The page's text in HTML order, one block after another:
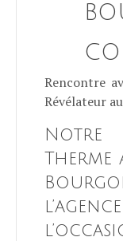
Rencontre
Révélateur
Notre